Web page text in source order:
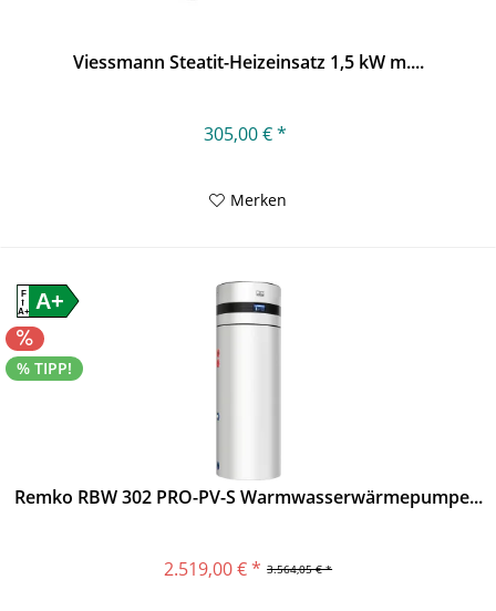
Viessmann Steatit-Heizeinsatz 1,5 kW m....
305,00 € *
Merken
A+
F
A+
% TIPP!
Remko RBW 302 PRO-PV-S Warmwasserwärmepumpe...
3.564,05 € *
2.519,00 € *